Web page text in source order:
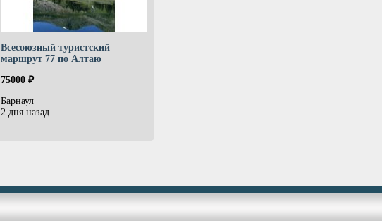
Всесоюзный туристский
маршрут 77 по Алтаю
75000 ₽
Барнаул
2 дня назад